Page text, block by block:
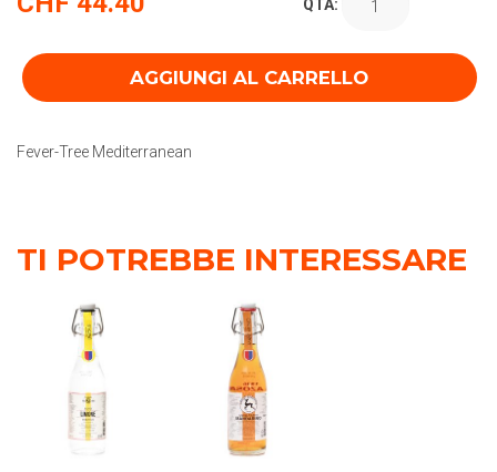
QTÀ:
AGGIUNGI AL CARRELLO
Fever-Tree Mediterranean
TI POTREBBE INTERESSARE